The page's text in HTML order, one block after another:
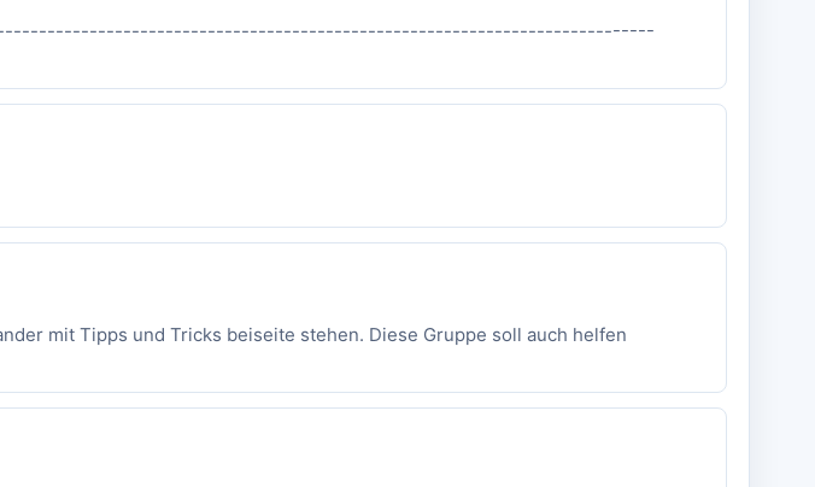
mit Tipps und Tricks beiseite stehen. Diese Gruppe soll auch helfen